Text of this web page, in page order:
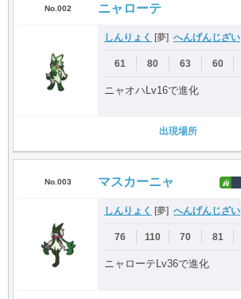
No.002 ニャローテ
しんりょく [夢] へんげんじざい
61 80 63 60
ニャオハLv16で進化
出現場所
No.003 マスカーニャ
しんりょく [夢] へんげんじざい
76 110 70 81
ニャローテLv36で進化